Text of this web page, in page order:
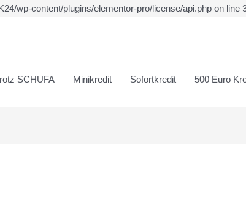
wp-content/plugins/elementor-pro/license/api.php on line
SCHUFA Minikredit Sofortkredit 500 Euro